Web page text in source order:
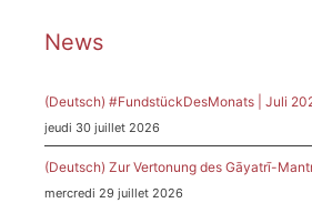
News
(Deutsch) #FundstückDesMonats | Juli
jeudi 30 juillet 2026
(Deutsch) Zur Vertonung des Gāyatrī-
mercredi 29 juillet 2026